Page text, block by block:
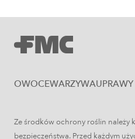
Zboża jare –
OWOCEWARZYWA
Ze środków ochrony roślin należy
bezpieczeństwa. Przed każdym